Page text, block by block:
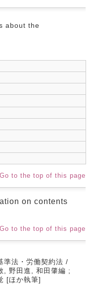
about the
Go to the top of this page
on contents
Go to the top of this page
準法・労働契約法 /
, 野田進, 和田肇編 ;
[ほか執筆]